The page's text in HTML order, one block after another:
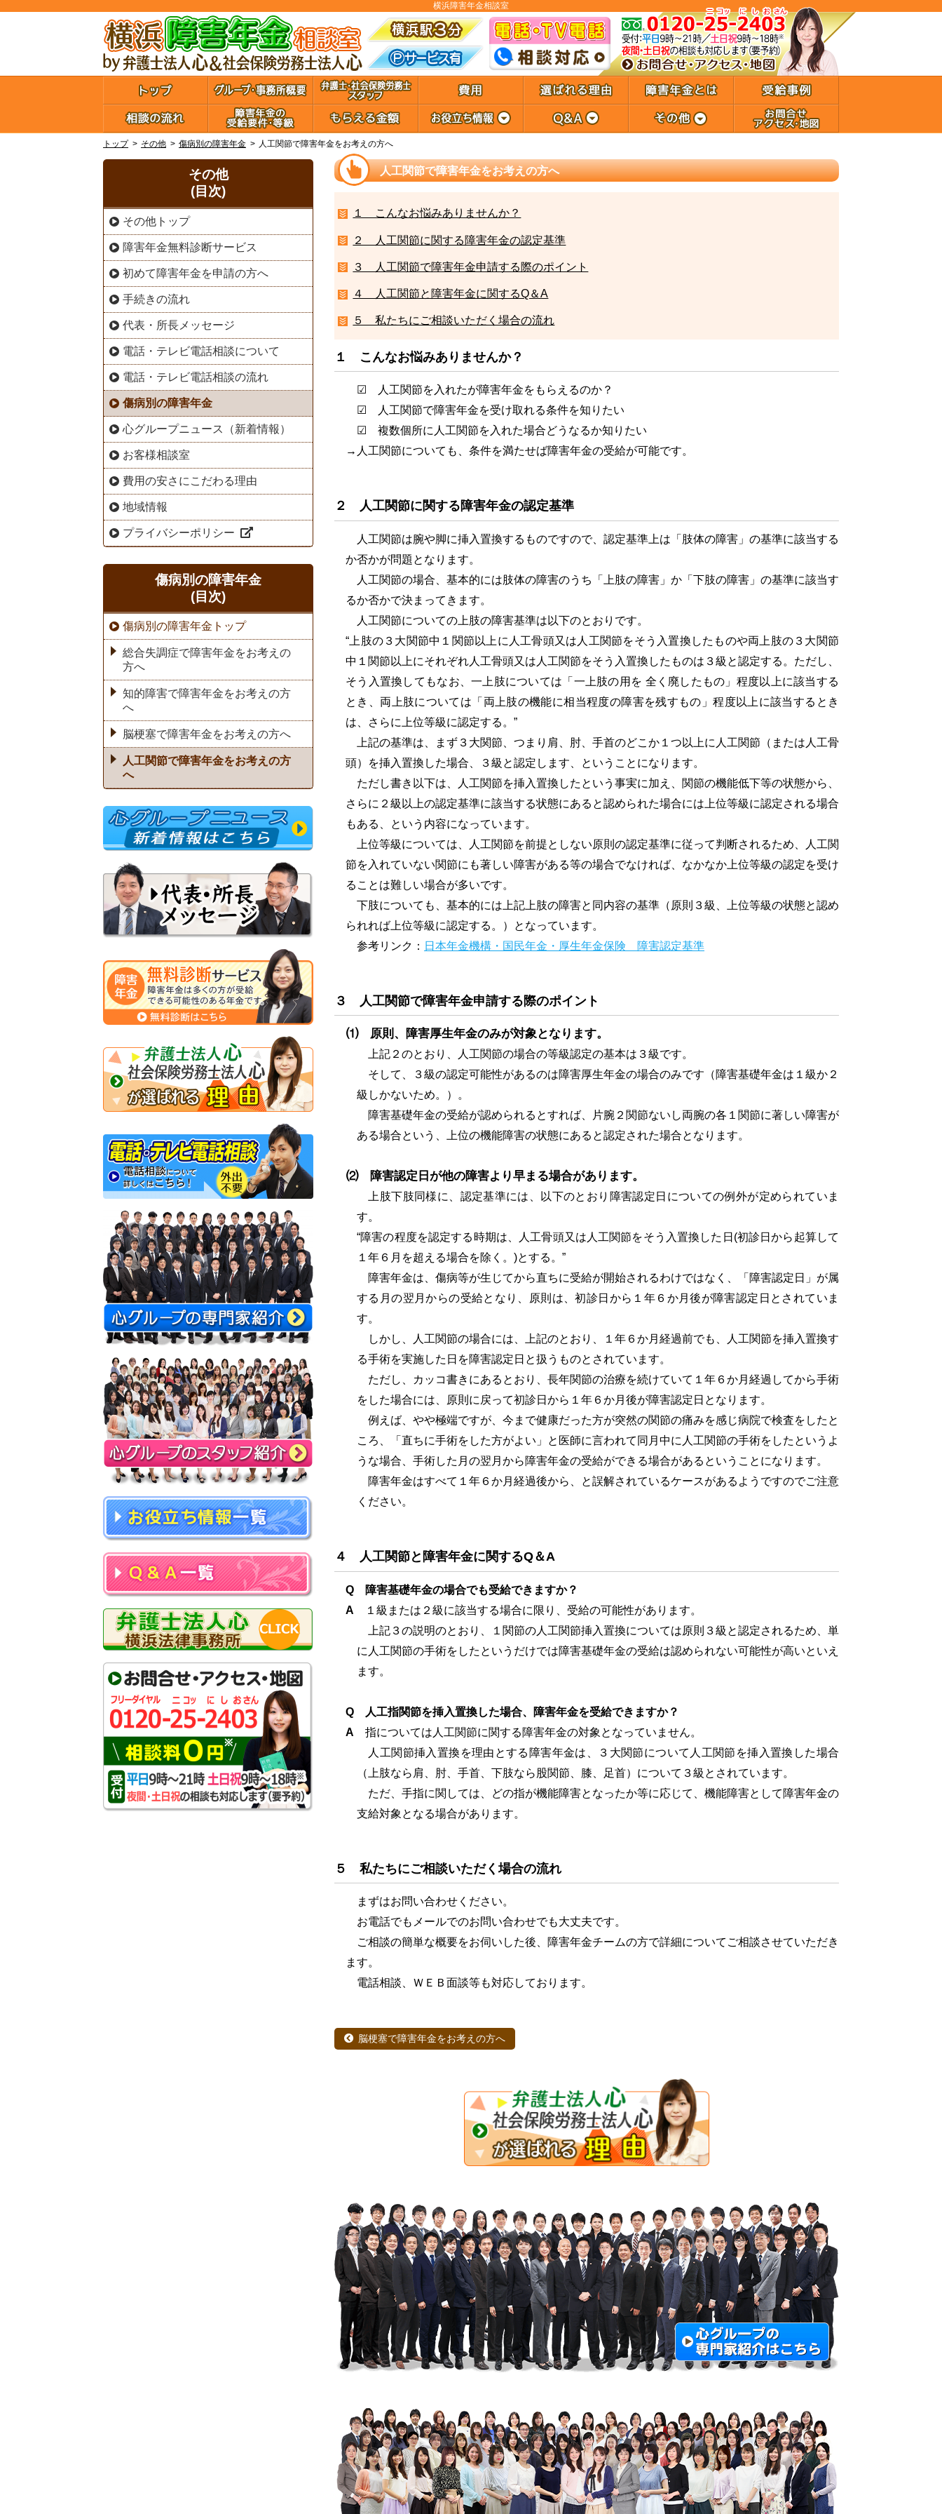
横浜障害年金相談室
トップ その他 傷病別の障害年金 人工関節で障害年金をお考えの方へ
人工関節で障害年金をお考えの方へ
１ こんなお悩みありませんか？
２ 人工関節に関する障害年金の認定基準
３ 人工関節で障害年金申請する際のポイント
４ 人工関節と障害年金に関するQ＆A
５ 私たちにご相談いただく場合の流れ
１ こんなお悩みありませんか？
☑ 人工関節を入れたが障害年金をもらえるのか？
☑ 人工関節で障害年金を受け取れる条件を知りたい
☑ 複数個所に人工関節を入れた場合どうなるか知りたい
→人工関節についても、条件を満たせば障害年金の受給が可能です。
２ 人工関節に関する障害年金の認定基準
人工関節は腕や脚に挿入置換するものですので、認定基準上は「肢体の障害」の基準に該当する
か否かが問題となります。
人工関節の場合、基本的には肢体の障害のうち「上肢の障害」か「下肢の障害」の基準に該当す
るか否かで決まってきます。
人工関節についての上肢の障害基準は以下のとおりです。
“上肢の３大関節中１関節以上に人工骨頭又は人工関節をそう入置換したものや両上肢の３大関節
中１関節以上にそれぞれ人工骨頭又は人工関節をそう入置換したものは３級と認定する。ただし、
そう入置換してもなお、一上肢については「一上肢の用を 全く廃したもの」程度以上に該当する
とき、両上肢については「両上肢の機能に相当程度の障害を残すもの」程度以上に該当するとき
は、さらに上位等級に認定する。”
上記の基準は、まず３大関節、つまり肩、肘、手首のどこか１つ以上に人工関節（または人工骨
頭）を挿入置換した場合、３級と認定します、ということになります。
ただし書き以下は、人工関節を挿入置換したという事実に加え、関節の機能低下等の状態から、
さらに２級以上の認定基準に該当する状態にあると認められた場合には上位等級に認定される場合
もある、という内容になっています。
上位等級については、人工関節を前提としない原則の認定基準に従って判断されるため、人工関
節を入れていない関節にも著しい障害がある等の場合でなければ、なかなか上位等級の認定を受け
ることは難しい場合が多いです。
下肢についても、基本的には上記上肢の障害と同内容の基準（原則３級、上位等級の状態と認め
られれば上位等級に認定する。）となっています。
参考リンク： 日本年金機構・国民年金・厚生年金保険 障害認定基準
３ 人工関節で障害年金申請する際のポイント
⑴ 原則、障害厚生年金のみが対象となります。
上記２のとおり、人工関節の場合の等級認定の基本は３級です。
そして、３級の認定可能性があるのは障害厚生年金の場合のみです（障害基礎年金は１級か２
級しかないため。）。
障害基礎年金の受給が認められるとすれば、片腕２関節ないし両腕の各１関節に著しい障害が
ある場合という、上位の機能障害の状態にあると認定された場合となります。
⑵ 障害認定日が他の障害より早まる場合があります。
上肢下肢同様に、認定基準には、以下のとおり障害認定日についての例外が定められていま
す。
“障害の程度を認定する時期は、人工骨頭又は人工関節をそう入置換した日(初診日から起算して
１年６月を超える場合を除く。)とする。”
障害年金は、傷病等が生じてから直ちに受給が開始されるわけではなく、「障害認定日」が属
する月の翌月からの受給となり、原則は、初診日から１年６か月後が障害認定日とされていま
す。
しかし、人工関節の場合には、上記のとおり、１年６か月経過前でも、人工関節を挿入置換す
る手術を実施した日を障害認定日と扱うものとされています。
ただし、カッコ書きにあるとおり、長年関節の治療を続けていて１年６か月経過してから手術
をした場合には、原則に戻って初診日から１年６か月後が障害認定日となります。
例えば、やや極端ですが、今まで健康だった方が突然の関節の痛みを感じ病院で検査をしたと
ころ、「直ちに手術をした方がよい」と医師に言われて同月中に人工関節の手術をしたというよ
うな場合、手術した月の翌月から障害年金の受給ができる場合があるということになります。
障害年金はすべて１年６か月経過後から、と誤解されているケースがあるようですのでご注意
ください。
４ 人工関節と障害年金に関するQ＆A
Q 障害基礎年金の場合でも受給できますか？
A １級または２級に該当する場合に限り、受給の可能性があります。
上記３の説明のとおり、１関節の人工関節挿入置換については原則３級と認定されるため、単
に人工関節の手術をしたというだけでは障害基礎年金の受給は認められない可能性が高いといえ
ます。
Q 人工指関節を挿入置換した場合、障害年金を受給できますか？
A 指については人工関節に関する障害年金の対象となっていません。
人工関節挿入置換を理由とする障害年金は、３大関節について人工関節を挿入置換した場合
（上肢なら肩、肘、手首、下肢なら股関節、膝、足首）について３級とされています。
ただ、手指に関しては、どの指が機能障害となったか等に応じて、機能障害として障害年金の
支給対象となる場合があります。
５ 私たちにご相談いただく場合の流れ
まずはお問い合わせください。
お電話でもメールでのお問い合わせでも大丈夫です。
ご相談の簡単な概要をお伺いした後、障害年金チームの方で詳細についてご相談させていただき
ます。
電話相談、ＷＥＢ面談等も対応しております。
脳梗塞で障害年金をお考えの方へ
その他
(目次)
その他トップ
障害年金無料診断サービス
初めて障害年金を申請の方へ
手続きの流れ
代表・所長メッセージ
電話・テレビ電話相談について
電話・テレビ電話相談の流れ
傷病別の障害年金
心グループニュース（新着情報）
お客様相談室
費用の安さにこだわる理由
地域情報
プライバシーポリシー
傷病別の障害年金
(目次)
傷病別の障害年金トップ
総合失調症で障害年金をお考えの
方へ
知的障害で障害年金をお考えの方
へ
脳梗塞で障害年金をお考えの方へ
人工関節で障害年金をお考えの方
へ